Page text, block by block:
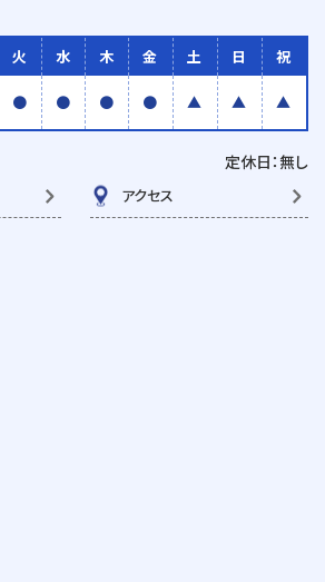
火 水 木 金 土 日 祝
● ● ● ● ▲ ▲ ▲
定休日：無し
アクセス